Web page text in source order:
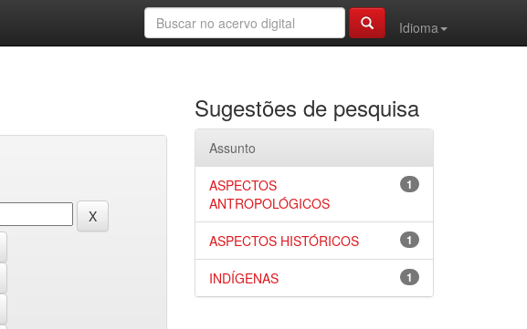
Idioma
Sugestões de pesquisa
Assunto
1
ASPECTOS
ANTROPOLÓGICOS
1
ASPECTOS HISTÓRICOS
1
INDÍGENAS